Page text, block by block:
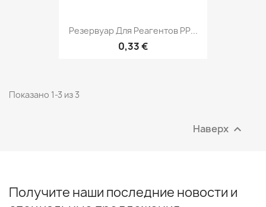
Резервуар Для Реагентов РР...
0,33 €
Показано 1-3 из 3
Наверх 
Получите наши последние новости и